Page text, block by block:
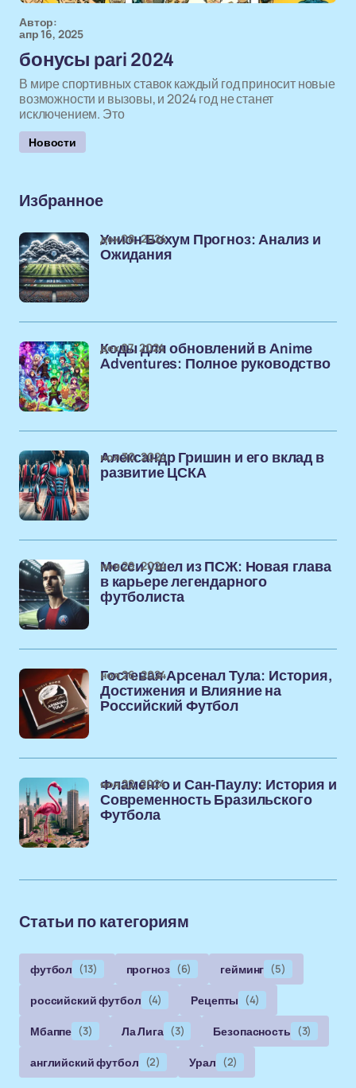
Автор:
апр 16, 2025
бонусы pari 2024
В мире спортивных ставок каждый год приносит новые
возможности и вызовы, и 2024 год не станет
исключением. Это
Новости
Избранное
Унион Бохум Прогноз: Анализ и
Ожидания
дек 08, 2024
Коды для обновлений в Anime
Adventures: Полное руководство
дек 07, 2024
Александр Гришин и его вклад в
развитие ЦСКА
ноя 30, 2024
Месси ушел из ПСЖ: Новая глава
в карьере легендарного
футболиста
ноя 29, 2024
Гостевая Арсенал Тула: История,
Достижения и Влияние на
Российский Футбол
ноя 26, 2024
Фламенго и Сан-Паулу: История и
Современность Бразильского
Футбола
ноя 22, 2024
Статьи по категориям
футбол (13) прогноз (6) гейминг (5)
российский футбол (4) Рецепты (4)
Мбаппе (3) Ла Лига (3) Безопасность (3)
английский футбол (2) Урал (2)